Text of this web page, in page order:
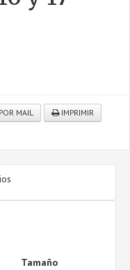
MAIL IMPRIMIR
Tamaño